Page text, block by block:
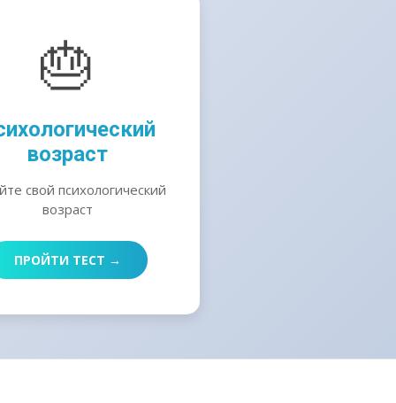
🎂
возраст
свой психологический
возраст
ПРОЙТИ ТЕСТ →